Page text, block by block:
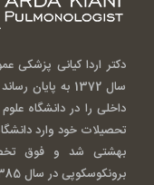
دکتر اردا کیانی پزشکی
داخلی را در دانشگاه
تحصیلات خود وارد
بهشتی شد و فوق
برونکوسکوپی در سال 1385 دریافت کرد.